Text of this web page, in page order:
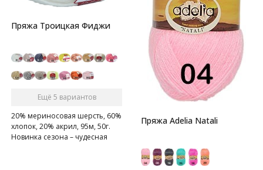
Пряжа Троицкая Фиджи
Ещё 5 вариантов
20% мериносовая шерсть, 60%
хлопок, 20% акрил, 95м, 50г.
Новинка сезона – чудесная
Пряжа Adelia Natali